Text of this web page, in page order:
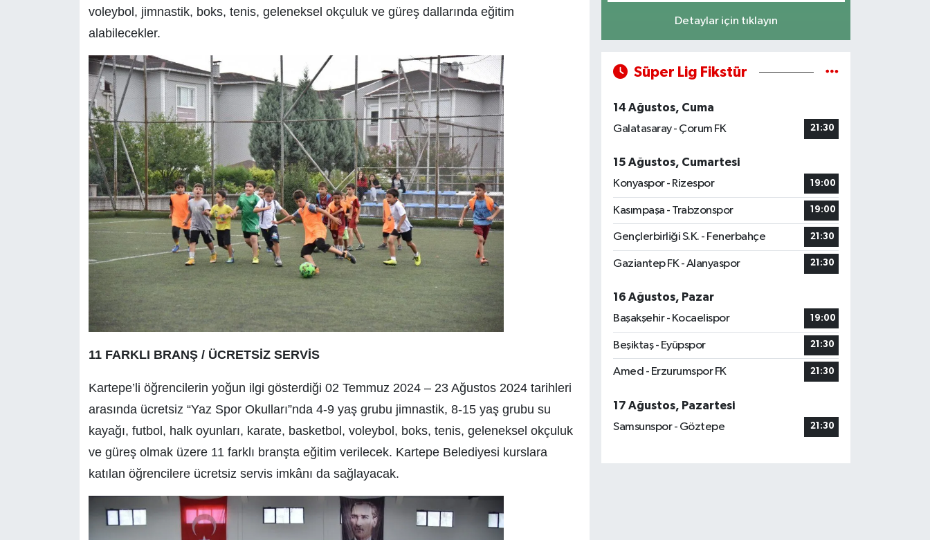
voleybol, jimnastik, boks, tenis, geleneksel okçuluk ve güreş dallarında eğitim
alabilecekler.
11 FARKLI BRANŞ / ÜCRETSİZ SERVİS
Kartepe’li öğrencilerin yoğun ilgi gösterdiği 02 Temmuz 2024 – 23 Ağustos 2024 tarihleri
arasında ücretsiz “Yaz Spor Okulları”nda 4-9 yaş grubu jimnastik, 8-15 yaş grubu su
kayağı, futbol, halk oyunları, karate, basketbol, voleybol, boks, tenis, geleneksel okçuluk
ve güreş olmak üzere 11 farklı branşta eğitim verilecek. Kartepe Belediyesi kurslara
katılan öğrencilere ücretsiz servis imkânı da sağlayacak.
Detaylar için tıklayın
Süper Lig Fikstür
14 Ağustos, Cuma
Galatasaray - Çorum FK
21:30
15 Ağustos, Cumartesi
Konyaspor - Rizespor
19:00
Kasımpaşa - Trabzonspor 19:00
Gençlerbirliği S.K. - Fenerbahçe 21:30
Gaziantep FK - Alanyaspor 21:30
16 Ağustos, Pazar
Başakşehir - Kocaelispor
19:00
Beşiktaş - Eyüpspor 21:30
Amed - Erzurumspor FK 21:30
17 Ağustos, Pazartesi
Samsunspor - Göztepe
21:30